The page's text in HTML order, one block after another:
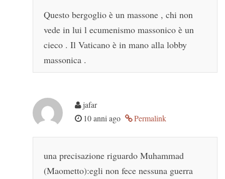
Questo bergoglio è un massone , chi non
vede in lui l ecumenismo massonico è un
cieco . Il Vaticano è in mano alla lobby
massonica .
jafar
10 anni ago
Permalink
una precisazione riguardo Muhammad
(Maometto):egli non fece nessuna guerra